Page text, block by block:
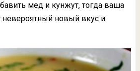
мед и кунжут, тогда ваша
невероятный новый вкус и